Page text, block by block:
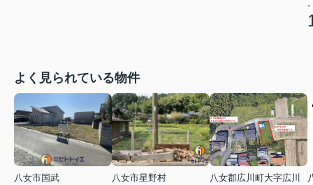
-
よく見られている物件
八女市国武
八女市星野村
八女郡広川町大字広川